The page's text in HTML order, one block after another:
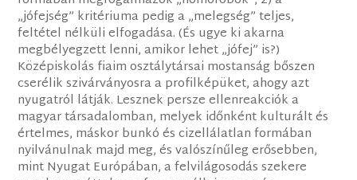
„jófejség” kritériuma pedig a „melegség” teljes,
feltétel nélküli elfogadása. (És ugye ki akarna
megbélyegzett lenni, amikor lehet „jófej” is?)
Középiskolás fiaim osztálytársai mostanság bőszen
cserélik szivárványosra a profilképüket, ahogy azt
nyugatról látják. Lesznek persze ellenreakciók a
magyar társadalomban, melyek időnként kulturált és
értelmes, máskor bunkó és cizellálatlan formában
nyilvánulnak majd meg, és valószínűleg erősebben,
mint Nyugat Európában, a felvilágosodás szekere